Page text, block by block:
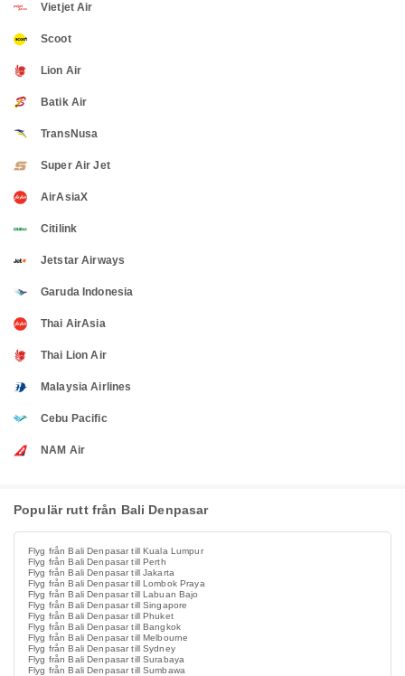
Vietjet Air
Scoot
Lion Air
Batik Air
TransNusa
Super Air Jet
AirAsiaX
Citilink
Jetstar Airways
Garuda Indonesia
Thai AirAsia
Thai Lion Air
Malaysia Airlines
Cebu Pacific
NAM Air
Populär rutt från Bali Denpasar
Flyg från Bali Denpasar till Kuala Lumpur
Flyg från Bali Denpasar till Perth
Flyg från Bali Denpasar till Jakarta
Flyg från Bali Denpasar till Lombok Praya
Flyg från Bali Denpasar till Labuan Bajo
Flyg från Bali Denpasar till Singapore
Flyg från Bali Denpasar till Phuket
Flyg från Bali Denpasar till Bangkok
Flyg från Bali Denpasar till Melbourne
Flyg från Bali Denpasar till Sydney
Flyg från Bali Denpasar till Surabaya
Flyg från Bali Denpasar till Sumbawa